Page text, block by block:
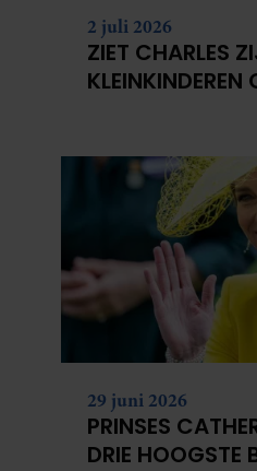
2 juli 2026
ZIET CHARLES
KLEINKINDEREN
29 juni 2026
PRINSES
DRIE HOOGSTE